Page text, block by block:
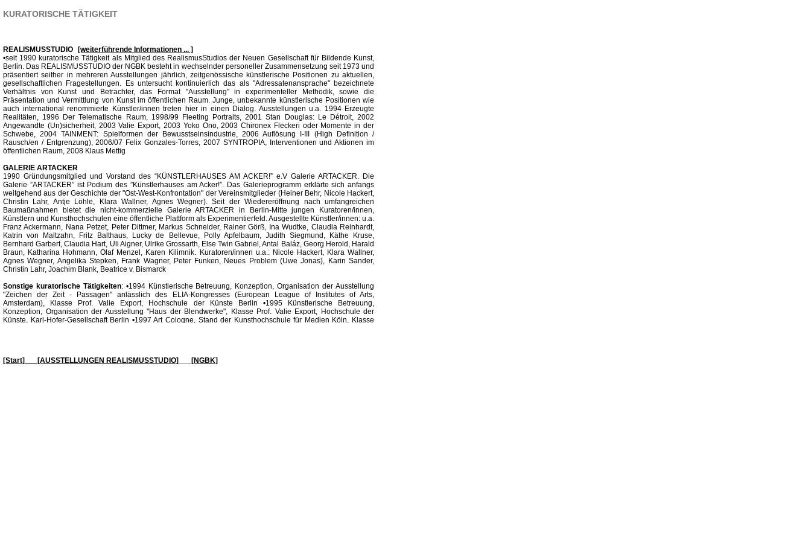
KURATORISCHE TÄTIGKEIT
REALISMUSSTUDIO
[weiterführende Informationen ... ]
•seit 1990 kuratorische Tätigkeit als Mitglied des RealismusStudios der Neuen Gesellschaft für Bildende Kunst,
Berlin. Das REALISMUSSTUDIO der NGBK besteht in wechselnder personeller Zusammensetzung seit 1973 und
präsentiert seither in mehreren Ausstellungen jährlich, zeitgenössische künstlerische Positionen zu aktuellen,
gesellschaftlichen Fragestellungen. Es untersucht kontinuierlich das als "Adressatenansprache" bezeichnete
Verhältnis von Kunst und Betrachter, das Format "Ausstellung" in experimenteller Methodik, sowie die
Präsentation und Vermittlung von Kunst im öffentlichen Raum. Junge, unbekannte künstlerische Positionen wie
auch international renommierte Künstler/innen treten hier in einen Dialog. Ausstellungen u.a. 1994 Erzeugte
Realitäten, 1996 Der Telematische Raum, 1998/99 Fleeting Portraits, 2001 Stan Douglas: Le Détroit, 2002
Angewandte (Un)sicherheit, 2003 Valie Export, 2003 Yoko Ono, 2003 Chironex Fleckeri oder Momente in der
Schwebe, 2004 TAINMENT: Spielformen der Bewusstseinsindustrie, 2006 Auflösung I-III (High Definition /
Rausch/en / Entgrenzung), 2006/07 Felix Gonzales-Torres, 2007 SYNTROPIA, Interventionen und Aktionen im
öffentlichen Raum, 2008 Klaus Mettig
GALERIE ARTACKER
1990 Gründungsmitglied und Vorstand des “KÜNSTLERHAUSES AM ACKER!” e.V Galerie ARTACKER. Die
Galerie ”ARTACKER” ist Podium des ”Künstlerhauses am Acker!”. Das Galerieprogramm erklärte sich anfangs
weitgehend aus der Geschichte der "Ost-West-Konfrontation" der Vereinsmitglieder (Heiner Behr, Nicole Hackert,
Christin Lahr, Antje Löhle, Klara Wallner, Agnes Wegner). Seit der Wiedereröffnung nach umfangreichen
Baumaßnahmen bietet die nicht-kommerzielle Galerie ARTACKER in Berlin-Mitte jungen Kuratoren/innen,
Künstlern und Kunsthochschulen eine öffentliche Plattform als Experimentierfeld. Ausgestellte Künstler/innen: u.a.
Franz Ackermann, Nana Petzet, Peter Dittmer, Markus Schneider, Rainer Görß, Ina Wudtke, Claudia Reinhardt,
Katrin von Maltzahn, Fritz Balthaus, Lucky de Bellevue, Polly Apfelbaum, Judith Siegmund, Käthe Kruse,
Bernhard Garbert, Claudia Hart, Uli Aigner, Ulrike Grossarth, Else Twin Gabriel, Antal Baláz, Georg Herold, Harald
Braun, Katharina Hohmann, Olaf Menzel, Karen Kilimnik. Kuratoren/innen u.a.: Nicole Hackert, Klara Wallner,
Agnes Wegner, Angelika Stepken, Frank Wagner, Peter Funken, Neues Problem (Uwe Jonas), Karin Sander,
Christin Lahr, Joachim Blank, Beatrice v. Bismarck
Sonstige kuratorische Tätigkeiten: •1994 Künstlerische Betreuung, Konzeption, Organisation der Ausstellung
"Zeichen der Zeit - Passagen" anlässlich des ELIA-Kongresses (European League of Institutes of Arts,
Amsterdam), Klasse Prof. Valie Export, Hochschule der Künste Berlin •1995 Künstlerische Betreuung,
Konzeption, Organisation der Ausstellung "Haus der Blendwerke", Klasse Prof. Valie Export, Hochschule der
Künste, Karl-Hofer-Gesellschaft Berlin •1997 Art Cologne, Stand der Kunsthochschule für Medien Köln, Klasse
[Start] ___[AUSSTELLUNGEN REALISMUSSTUDIO] [NGBK]